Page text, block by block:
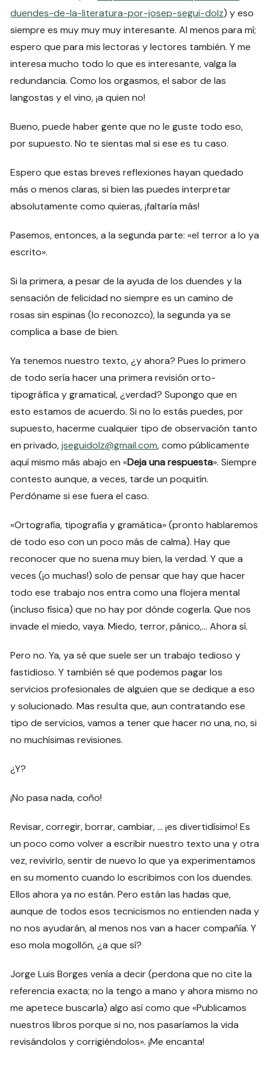
duendes-de-la-literatura-por-josep-segui-dolz) y eso
siempre es muy muy muy interesante. Al menos para mí;
espero que para mis lectoras y lectores también. Y me
interesa mucho todo lo que es interesante, valga la
redundancia. Como los orgasmos, el sabor de las
langostas y el vino, ¡a quien no!
Bueno, puede haber gente que no le guste todo eso,
por supuesto. No te sientas mal si ese es tu caso.
Espero que estas breves reflexiones hayan quedado
más o menos claras, si bien las puedes interpretar
absolutamente como quieras, ¡faltaría más!
Pasemos, entonces, a la segunda parte: «el terror a lo ya
escrito».
Si la primera, a pesar de la ayuda de los duendes y la
sensación de felicidad no siempre es un camino de
rosas sin espinas (lo reconozco), la segunda ya se
complica a base de bien.
Ya tenemos nuestro texto, ¿y ahora? Pues lo primero
de todo sería hacer una primera revisión orto-
tipográfica y gramatical, ¿verdad? Supongo que en
esto estamos de acuerdo. Si no lo estás puedes, por
supuesto, hacerme cualquier tipo de observación tanto
en privado,jseguidolz@gmail.com, como públicamente
aquí mismo más abajo en «Deja una respuesta». Siempre
contesto aunque, a veces, tarde un poquitín.
Perdóname si ese fuera el caso.
«Ortografía, tipografía y gramática» (pronto hablaremos
de todo eso con un poco más de calma). Hay que
reconocer que no suena muy bien, la verdad. Y que a
veces (¡o muchas!) solo de pensar que hay que hacer
todo ese trabajo nos entra como una flojera mental
(incluso física) que no hay por dónde cogerla. Que nos
invade el miedo, vaya. Miedo, terror, pánico,… Ahora sí.
Pero no. Ya, ya sé que suele ser un trabajo tedioso y
fastidioso. Y también sé que podemos pagar los
servicios profesionales de alguien que se dedique a eso
y solucionado. Mas resulta que, aun contratando ese
tipo de servicios, vamos a tener que hacer no una, no, si
no muchísimas revisiones.
¿Y?
¡No pasa nada, coño!
Revisar, corregir, borrar, cambiar, … ¡es divertidísimo! Es
un poco como volver a escribir nuestro texto una y otra
vez, revivirlo, sentir de nuevo lo que ya experimentamos
en su momento cuando lo escribimos con los duendes.
Ellos ahora ya no están. Pero están las hadas que,
aunque de todos esos tecnicismos no entienden nada y
no nos ayudarán, al menos nos van a hacer compañía. Y
eso mola mogollón, ¿a que sí?
Jorge Luis Borges venía a decir (perdona que no cite la
referencia exacta; no la tengo a mano y ahora mismo no
me apetece buscarla) algo así como que «Publicamos
nuestros libros porque si no, nos pasaríamos la vida
revisándolos y corrigiéndolos». ¡Me encanta!